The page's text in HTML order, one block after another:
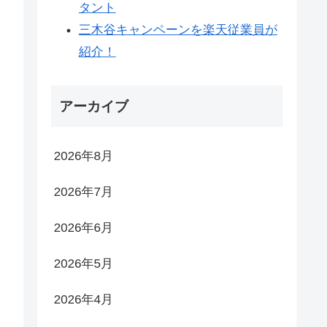
タント
三木谷キャンペーンを楽天従業員が
紹介！
アーカイブ
2026年8月
2026年7月
2026年6月
2026年5月
2026年4月